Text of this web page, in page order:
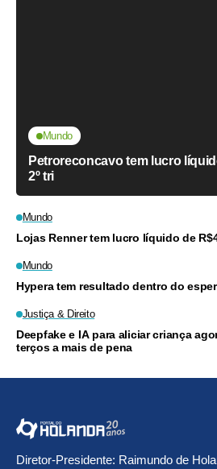
Mundo
Petroreconcavo tem lucro
2º tri
Mundo
Lojas Renner tem lucro líquido de
Mundo
Hypera tem resultado dentro do
Justiça & Direito
Deepfake e IA para aliciar criança
terços a mais de pena
Diretor-Presidente: Raimundo de